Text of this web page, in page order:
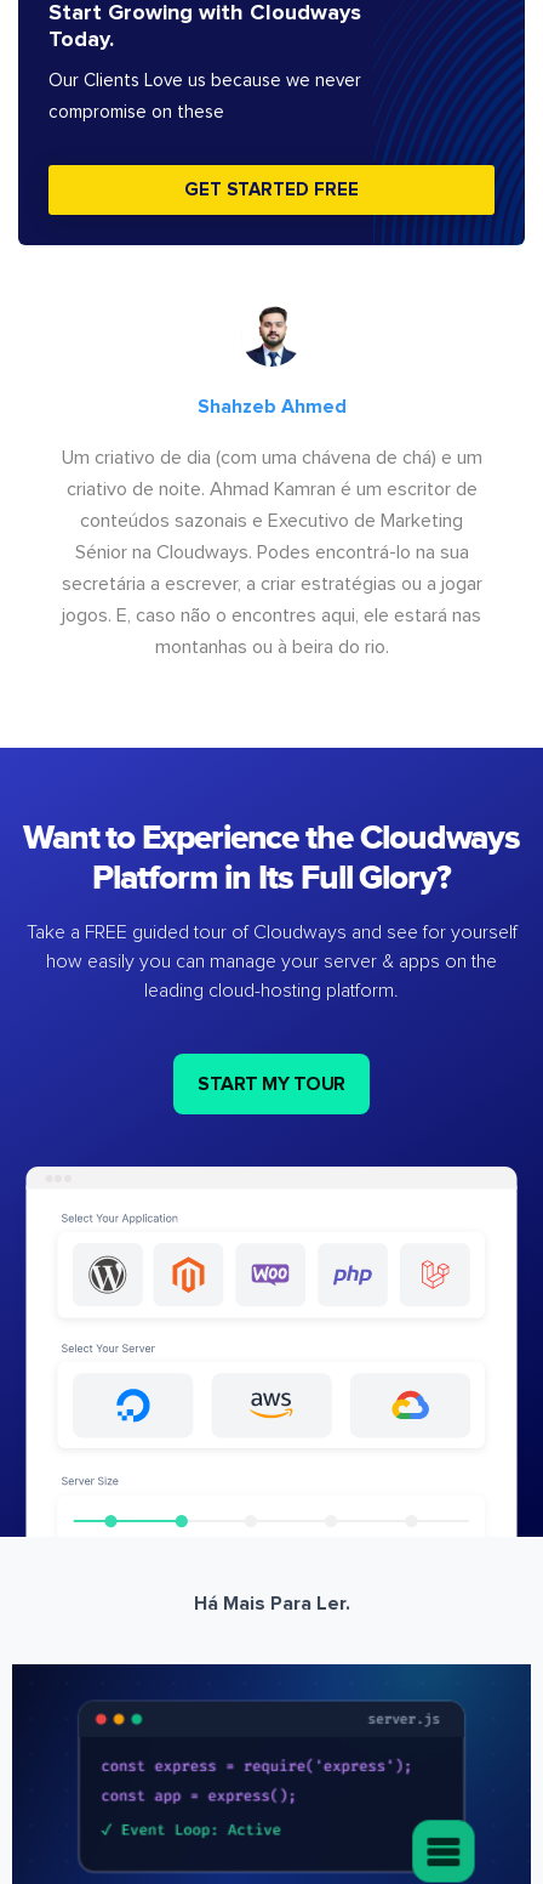
Start Growing with Cloudways
Today.
Our Clients Love us because we never
compromise on these
GET STARTED FREE
Shahzeb Ahmed
Um criativo de dia (com uma chávena de chá) e um
criativo de noite. Ahmad Kamran é um escritor de
conteúdos sazonais e Executivo de Marketing
Sénior na Cloudways. Podes encontrá-lo na sua
secretária a escrever, a criar estratégias ou a jogar
jogos. E, caso não o encontres aqui, ele estará nas
montanhas ou à beira do rio.
Want to Experience the Cloudways
Platform in Its Full Glory?
Take a FREE guided tour of Cloudways and see for yourself
how easily you can manage your server & apps on the
leading cloud-hosting platform.
START MY TOUR
Há Mais Para Ler.